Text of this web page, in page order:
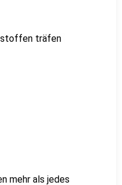
träfen
mehr als jedes